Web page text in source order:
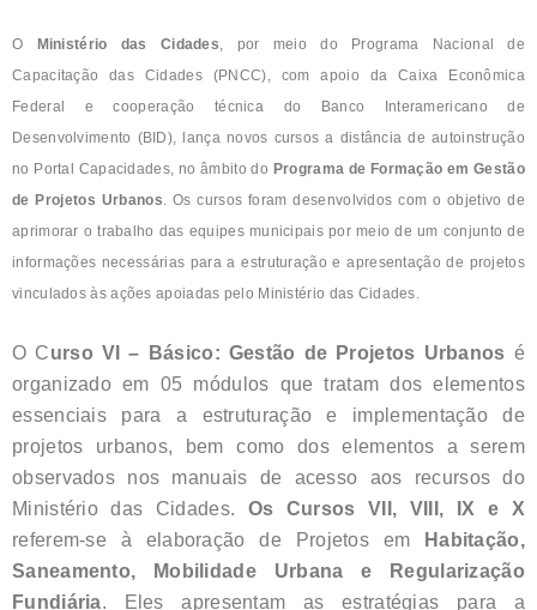
O Ministério das Cidades, por meio do Programa Nacional de
Capacitação das Cidades (PNCC), com apoio da Caixa Econômica
Federal e cooperação técnica do Banco Interamericano de
Desenvolvimento (BID), lança novos cursos a distância de autoinstrução
no Portal Capacidades, no âmbito do Programa de Formação em Gestão
de Projetos Urbanos. Os cursos foram desenvolvidos com o objetivo de
aprimorar o trabalho das equipes municipais por meio de um conjunto de
informações necessárias para a estruturação e apresentação de projetos
vinculados às ações apoiadas pelo Ministério das Cidades.
O Curso VI – Básico: Gestão de Projetos Urbanos é
organizado em 05 módulos que tratam dos elementos
essenciais para a estruturação e implementação de
projetos urbanos, bem como dos elementos a serem
observados nos manuais de acesso aos recursos do
Ministério das Cidades. Os Cursos VII, VIII, IX e X
referem-se à elaboração de Projetos em Habitação,
Saneamento, Mobilidade Urbana e Regularização
Fundiária. Eles apresentam as estratégias para a